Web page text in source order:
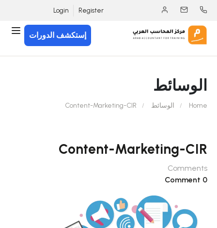
Register
Login
إستكشف الدورات
الوسائط
Home الوسائط Content-Marketing-CIR
Content-Marketing-CIR
Comments
0 Comment